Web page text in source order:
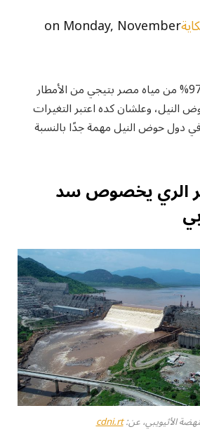
‎ on Monday, November
وضح سويلم كمان إن 97% من مياه مصر بتيجي من الأمطار
النيل، وعلشان كده اعتبر التغيرات
دول حوض النيل مهمة جدًا بالنسبة
الري يخصوص سد
الأثيويبي، عن:cdni.rt